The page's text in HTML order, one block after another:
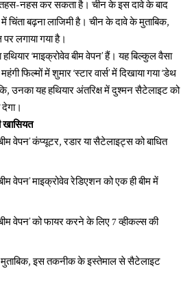
नहस कर सकता है। चीन के इस दावे के बाद
बढ़ना लाजिमी है। चीन के दावे के मुताबिक,
लगाया गया है।
‘माइक्रोवेव बीम वेपन’ हैं। यह बिल्कुल वैसा
फिल्मों में शुमार ‘स्टार वार्स’ में दिखाया गया ‘डेथ
कि, उनका यह हथियार अंतरिक्ष में दुश्मन सैटेलाइट को
खासियत
वेपन’ कंप्यूटर, रडार या सैटेलाइट्स को बाधित
वेपन’ माइक्रोवेव रेडिएशन को एक ही बीम में
वेपन’ को फायर करने के लिए 7 व्हीकल्स की
मुताबिक, इस तकनीक के इस्तेमाल से सैटेलाइट